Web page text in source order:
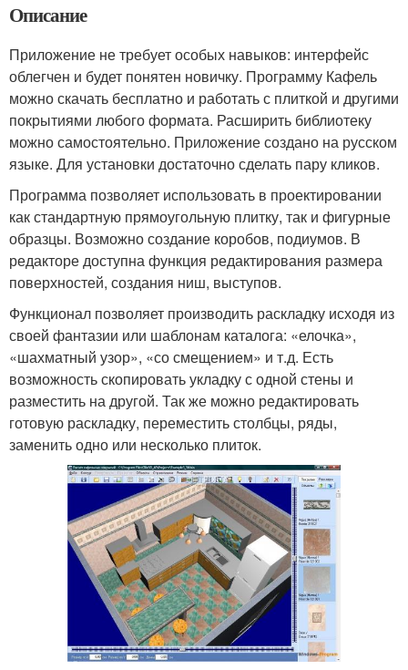
Описание
Приложение не требует особых навыков: интерфейс
облегчен и будет понятен новичку. Программу Кафель
можно скачать бесплатно и работать с плиткой и другими
покрытиями любого формата. Расширить библиотеку
можно самостоятельно. Приложение создано на русском
языке. Для установки достаточно сделать пару кликов.
Программа позволяет использовать в проектировании
как стандартную прямоугольную плитку, так и фигурные
образцы. Возможно создание коробов, подиумов. В
редакторе доступна функция редактирования размера
поверхностей, создания ниш, выступов.
Функционал позволяет производить раскладку исходя из
своей фантазии или шаблонам каталога: «елочка»,
«шахматный узор», «со смещением» и т.д. Есть
возможность скопировать укладку с одной стены и
разместить на другой. Так же можно редактировать
готовую раскладку, переместить столбцы, ряды,
заменить одно или несколько плиток.